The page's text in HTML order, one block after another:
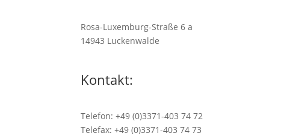
Rosa-Luxemburg-Straße 6 a
14943 Luckenwalde
Kontakt:
Telefon: +49 (0)3371-403 74 72
Telefax: +49 (0)3371-403 74 73